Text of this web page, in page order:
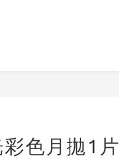
色月拋1片